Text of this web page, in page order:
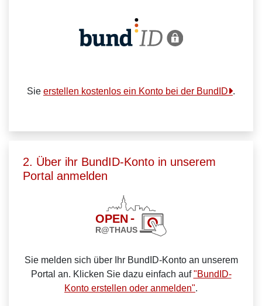
Sie erstellen kostenlos ein Konto bei der BundID .
2. Über ihr BundID-Konto in unserem
Portal anmelden
Sie melden sich über Ihr BundID-Konto an unserem
Portal an. Klicken Sie dazu einfach auf"BundID-
Konto erstellen oder anmelden".